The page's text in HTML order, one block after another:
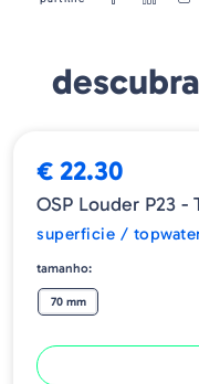
€ 22.30
OSP Louder P23 -
superficie /
tamanho:
70 mm